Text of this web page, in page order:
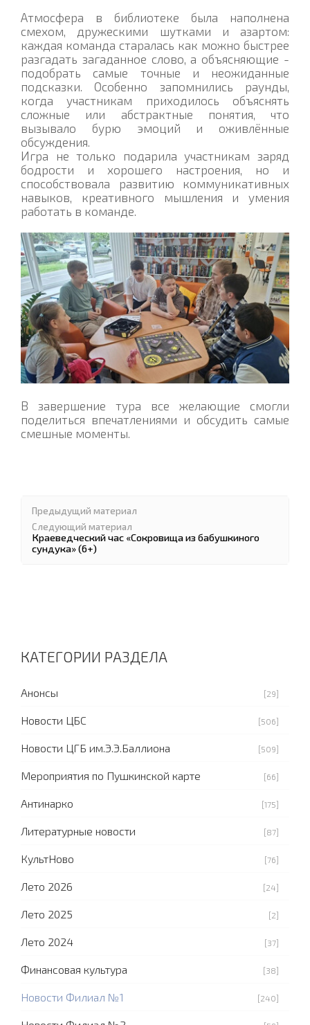
Атмосфера в библиотеке была наполнена
смехом, дружескими шутками и азартом:
каждая команда старалась как можно быстрее
разгадать загаданное слово, а объясняющие -
подобрать самые точные и неожиданные
подсказки. Особенно запомнились раунды,
когда участникам приходилось объяснять
сложные или абстрактные понятия, что
вызывало бурю эмоций и оживлённые
обсуждения.
Игра не только подарила участникам заряд
бодрости и хорошего настроения, но и
способствовала развитию коммуникативных
навыков, креативного мышления и умения
работать в команде.
В завершение тура все желающие смогли
поделиться впечатлениями и обсудить самые
смешные моменты.
Предыдущий материал
Следующий материал
Краеведческий час «Сокровища из бабушкиного
сундука» (6+)
КАТЕГОРИИ РАЗДЕЛА
Анонсы [29]
Новости ЦБС [506]
Новости ЦГБ им.Э.Э.Баллиона [509]
Мероприятия по Пушкинской карте [66]
Антинарко [175]
Литературные новости [87]
КультНово [76]
Лето 2026 [24]
Лето 2025 [2]
Лето 2024 [37]
Финансовая культура [38]
Новости Филиал №1 [240]